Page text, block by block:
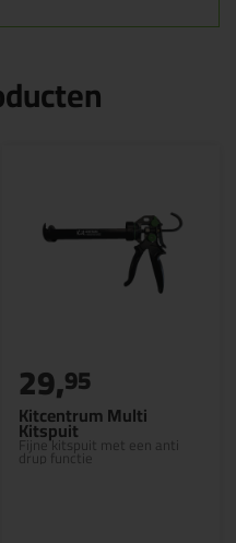
Kitcentrum Multi
Kitspuit
Fijne kitspuit met een anti
drup functie
29,95